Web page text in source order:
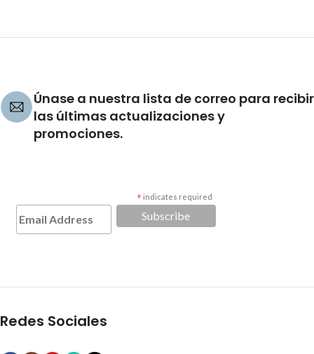
Únase a nuestra lista de correo para recibir
las últimas actualizaciones y
promociones.
* indicates required
Redes Sociales